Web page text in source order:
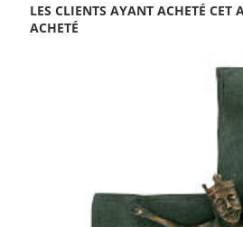
LES CLIENTS AYANT ACHETÉ CET
ACHETÉ